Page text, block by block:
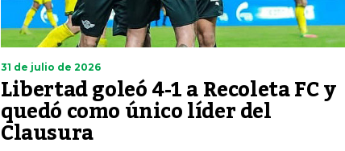
31 de julio de 2026
Libertad goleó 4-1 a Recoleta FC y
quedó como único líder del
Clausura